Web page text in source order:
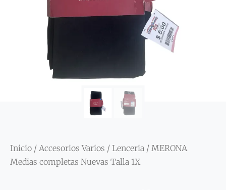
Inicio / Accesorios Varios / Lenceria / MERONA
Medias completas Nuevas Talla 1X